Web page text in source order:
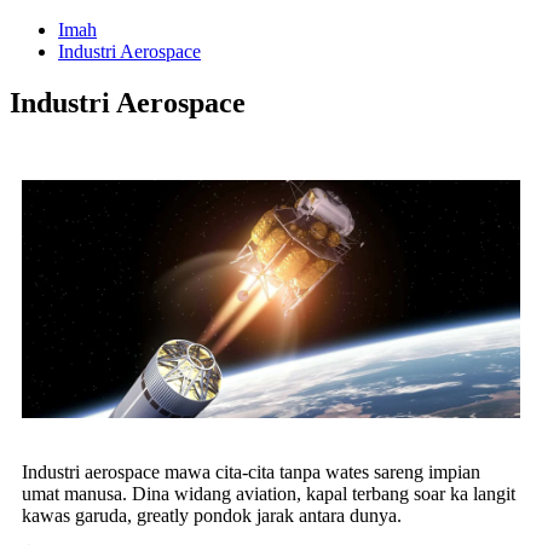
Imah
Industri Aerospace
Industri Aerospace
Industri aerospace mawa cita-cita tanpa wates sareng impian
umat manusa. Dina widang aviation, kapal terbang soar ka langit
kawas garuda, greatly pondok jarak antara dunya.